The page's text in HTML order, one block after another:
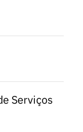
Serviços